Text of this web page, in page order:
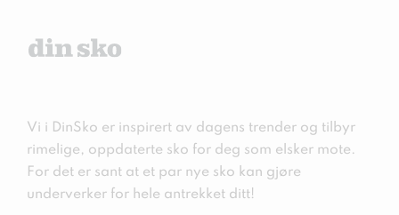
Vi i DinSko er inspirert av dagens trender og tilbyr
rimelige, oppdaterte sko for deg som elsker mote.
For det er sant at et par nye sko kan gjøre
underverker for hele antrekket ditt!